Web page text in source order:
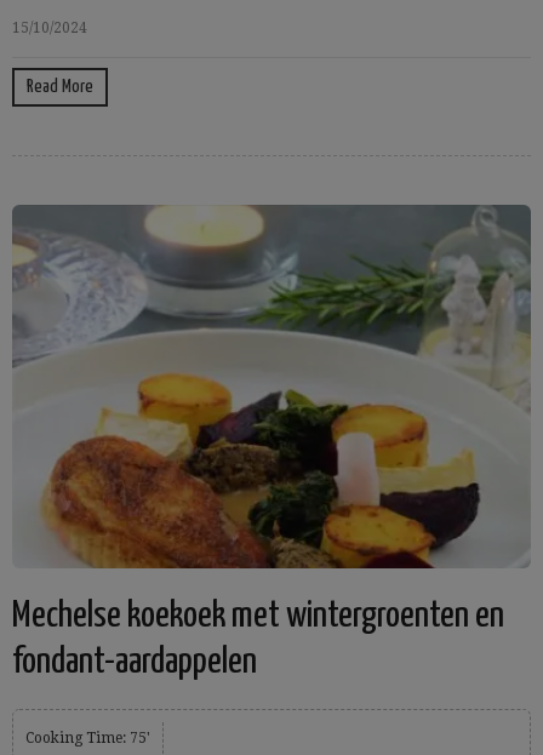
15/10/2024
Read More
Mechelse koekoek met wintergroenten en
fondant-aardappelen
Cooking Time: 75'